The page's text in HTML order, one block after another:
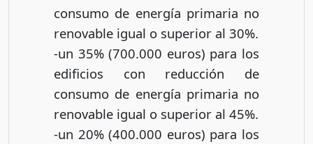
consumo de energía primaria no
renovable igual o superior al 30%.
-un 35% (700.000 euros) para los
edificios con reducción de
consumo de energía primaria no
renovable igual o superior al 45%.
-un 20% (400.000 euros) para los